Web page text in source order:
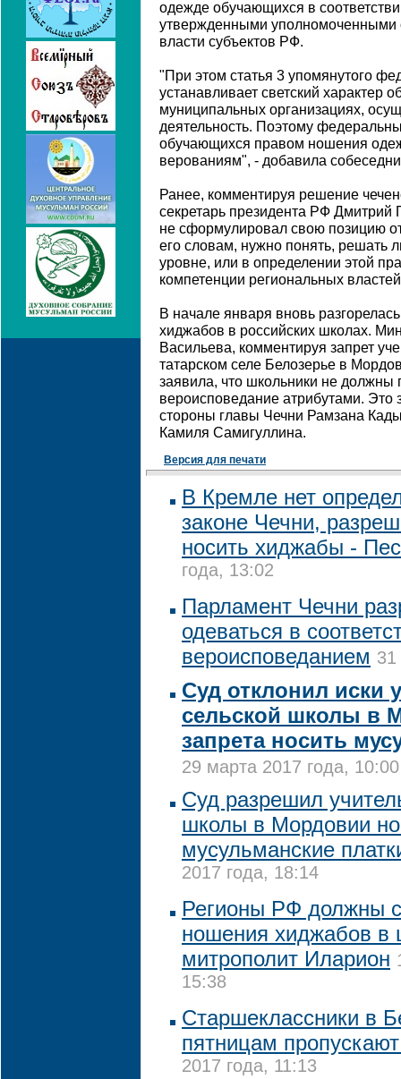
одежде обучающихся в
утвержденными уполномоченными
власти субъектов РФ.
"При этом статья 3 упомянутого
устанавливает светский характер
муниципальных организациях,
деятельность. Поэтому
обучающихся правом ношения
верованиям", - добавила
Ранее, комментируя решение
секретарь президента РФ Дмитрий
не сформулировал свою позицию
его словам, нужно понять, решать
уровне, или в определении этой
компетенции региональных
В начале января вновь
хиджабов в российских школах.
Васильева, комментируя запрет
татарском селе Белозерье в
заявила, что школьники не должны
вероисповедание атрибутами. Это
стороны главы Чечни Рамзана
Камиля Самигуллина.
Версия для печати
В Кремле нет
законе Чечни,
носить хиджабы -
года, 13:02
Парламент Чечни
одеваться в
вероисповеданием 31
Суд отклонил иски
сельской школы в
запрета носить
29 марта 2017 года, 10:00
Суд разрешил
школы в Мордовии
мусульманские
2017 года, 18:14
Регионы РФ должны
ношения хиджабов в
митрополит Иларион
15:38
Старшеклассники в
пятницам
2017 года, 11:13